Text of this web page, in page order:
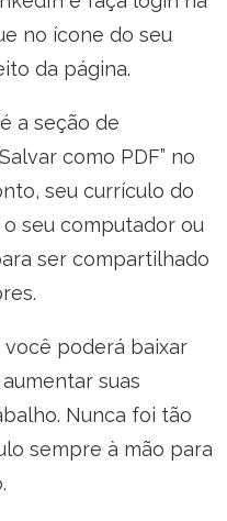
no ícone do seu
da página.
a seção de
como PDF” no
seu currículo do
seu computador ou
ser compartilhado
você poderá baixar
suas
Nunca foi tão
sempre à mão para